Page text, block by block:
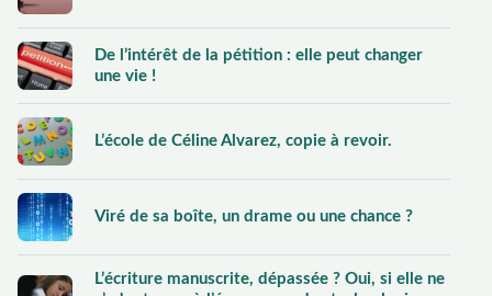
De l’intérêt de la pétition : elle peut changer
une vie !
L’école de Céline Alvarez, copie à revoir.
Viré de sa boîte, un drame ou une chance ?
L’écriture manuscrite, dépassée ? Oui, si elle ne